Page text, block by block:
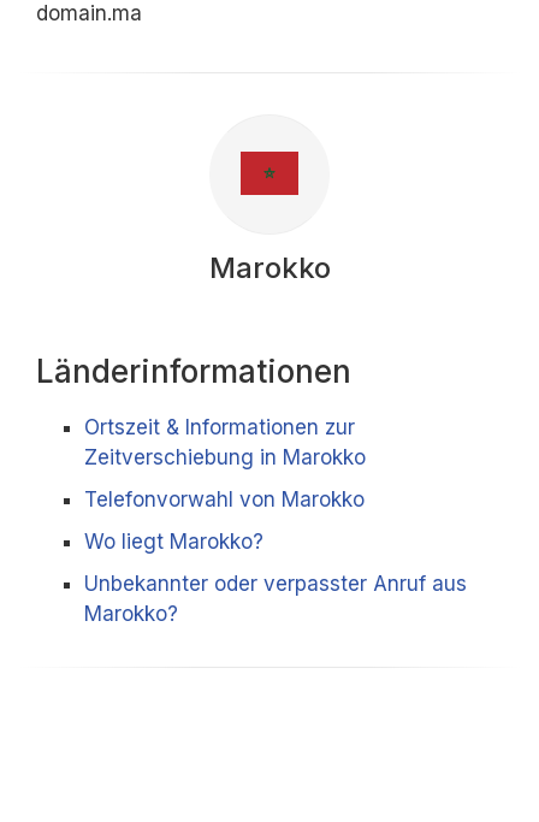
domain.ma
Marokko
Länderinformationen
Ortszeit & Informationen zur
Zeitverschiebung in Marokko
Telefonvorwahl von Marokko
Wo liegt Marokko?
Unbekannter oder verpasster Anruf aus
Marokko?